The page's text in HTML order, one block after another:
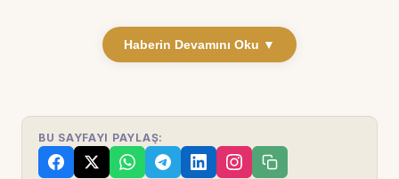
Haberin Devamını Oku ▼
BU SAYFAYI PAYLAŞ: